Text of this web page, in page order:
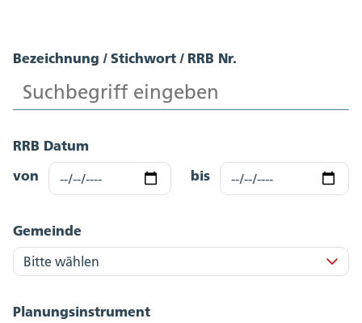
Bezeichnung / Stichwort / RRB Nr.
RRB Datum
von
bis
Gemeinde
Planungsinstrument